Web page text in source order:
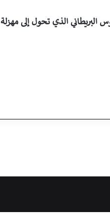
البريطاني الذي تحول إلى مهزلة